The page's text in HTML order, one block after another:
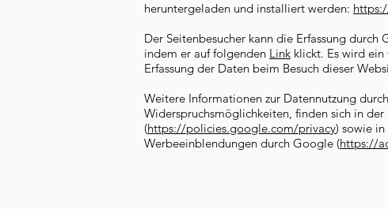
heruntergeladen und installiert werden:
Der Seitenbesucher kann die Erfassung
indem er auf folgenden Link klickt. Es wird
Erfassung der Daten beim Besuch dieser
Weitere Informationen zur Datennutzung
Widerspruchsmöglichkeiten, finden sich in
(https://policies.google.com/privacy) sowie
Werbeeinblendungen durch Google (https://